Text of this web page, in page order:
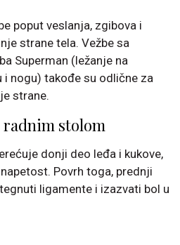
poput veslanja, zgibova i
strane tela. Vežbe sa
Superman (ležanje na
i nogu) takođe su odlične za
strane.
radnim stolom
donji deo leđa i kukove,
Povrh toga, prednji
ligamente i izazvati bol u